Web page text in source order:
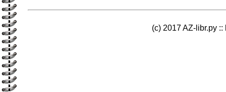
(c) 2017 AZ-libr.ру ::